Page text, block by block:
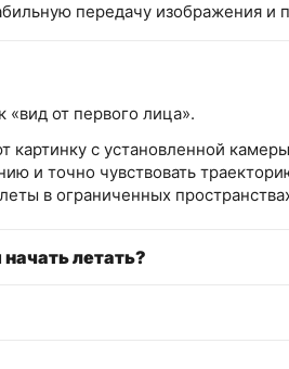
передачу изображения
«вид от первого лица».
картинку с установленной
и точно чувствовать
в ограниченных
летать?